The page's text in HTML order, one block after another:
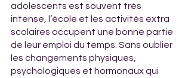
adolescents est souvent très
intense, l’école et les activités extra
scolaires occupent une bonne partie
de leur emploi du temps. Sans oublier
les changements physiques,
psychologiques et hormonaux qui